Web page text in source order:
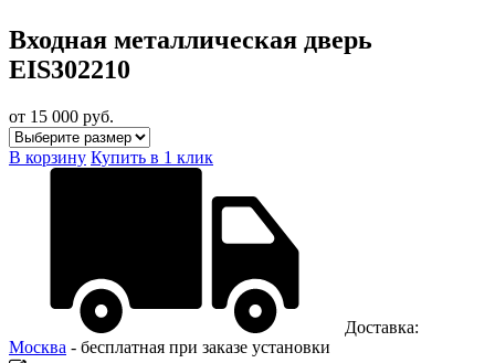
Входная металлическая дверь
EIS302210
от 15 000 руб.
В корзину Купить в 1 клик
Доставка:
Москва - бесплатная при заказе установки